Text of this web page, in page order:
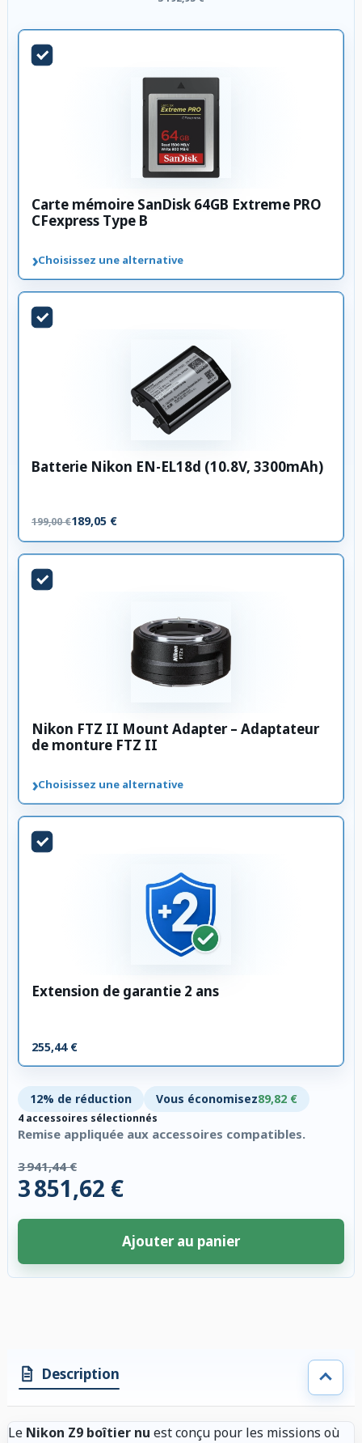
Carte mémoire SanDisk 64GB Extreme PRO
CFexpress Type B
›Choisissez une alternative
Batterie Nikon EN-EL18d (10.8V, 3300mAh)
199,00 €189,05 €
Nikon FTZ II Mount Adapter – Adaptateur
de monture FTZ II
›Choisissez une alternative
Extension de garantie 2 ans
255,44 €
12% de réduction Vous économisez89,82 €
4 accessoires sélectionnés
Remise appliquée aux accessoires compatibles.
3 941,44 €
3 851,62 €
Ajouter au panier
Description
Le Nikon Z9 boîtier nu est conçu pour les missions où